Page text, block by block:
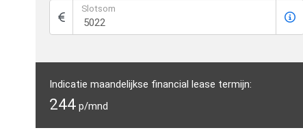
Slotsom
Indicatie maandelijkse financial lease termijn:
244 p/mnd